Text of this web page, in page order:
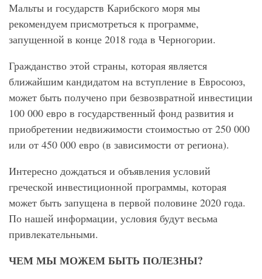
Мальты и государств Карибского моря мы
рекомендуем присмотреться к программе,
запущенной в конце 2018 года в Черногории.
Гражданство этой страны, которая является
ближайшим кандидатом на вступление в Евросоюз,
может быть получено при безвозвратной инвестиции
100 000 евро в государственный фонд развития и
приобретении недвижимости стоимостью от 250 000
или от 450 000 евро (в зависимости от региона).
Интересно дождаться и объявления условий
греческой инвестиционной программы, которая
может быть запущена в первой половине 2020 года.
По нашей информации, условия будут весьма
привлекательными.
ЧЕМ МЫ МОЖЕМ БЫТЬ ПОЛЕЗНЫ?